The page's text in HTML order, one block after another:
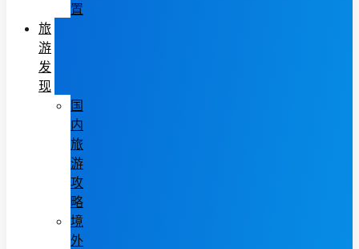
置
旅
游
发
现
国
内
旅
游
攻
略
境
外